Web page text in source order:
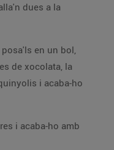
dues a la
en un bol,
de xocolata, la
i acaba-ho amb